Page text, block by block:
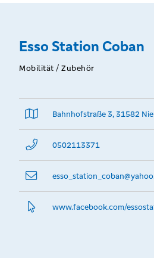
Esso Station Coban
Mobilität / Zubehör
Bahnhofstraße 3, 31582
0502113371
www.­facebook.­com/